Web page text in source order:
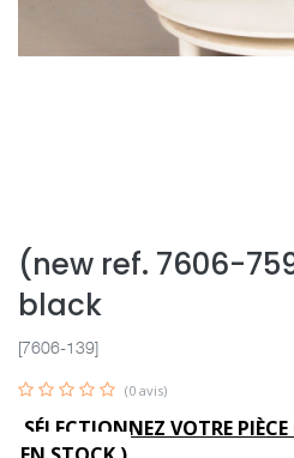
(new ref. 7606-
black
[7606-139]
(0 avis)
SÉLECTIONNEZ VOTRE